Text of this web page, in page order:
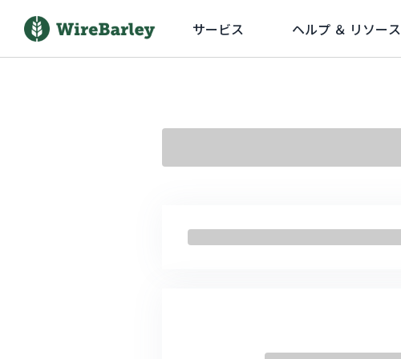
サービス ヘルプ ＆ リソース